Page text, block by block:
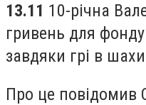
13.11 10-річна
гривень для
завдяки грі в
Про це повідомив